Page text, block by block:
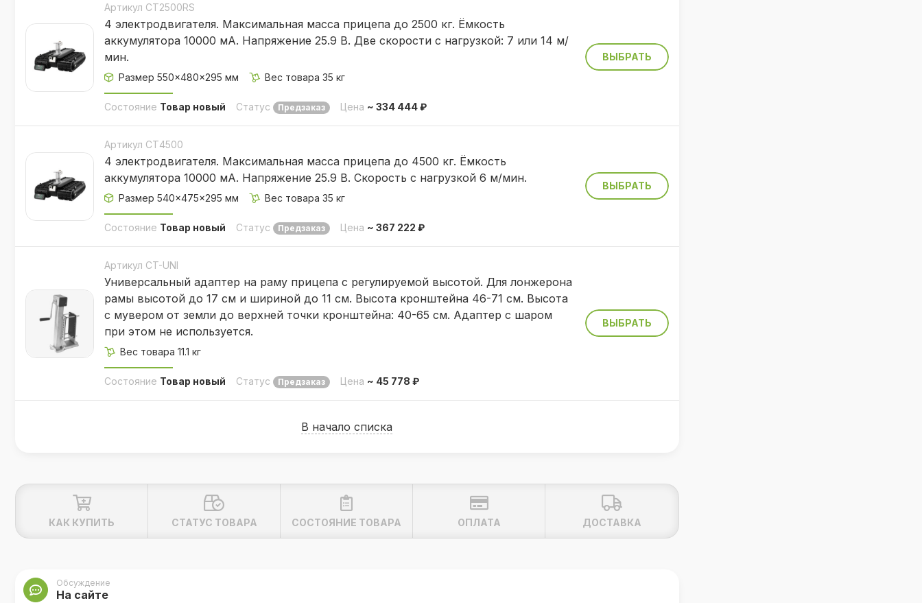
каждого сезона. Влажная среда, пыль и грязь, химические реагенты и перепады температур
ускоряют коррозию в приводах классического мувера. Обслуживание приводов часто требует
демонтажа двигателей. С мувером Robot Trolley вам не придется этого делать;
Гусеничный мувер Robot Trolley универсален и может использоваться с разными прицепами.
Это удобно, если на вашей стоянке нужно парковать сразу несколько прицепов.
Рабочие процессы контролируются визуально с помощью двух светодиодов.
Характеристики
Максимальна вертикальная нагрузка — 300 кг.
Артикул СТ2500RS
4 электродвигателя. Максимальная масса прицепа до 2500 кг. Ёмкость
аккумулятора 10000 мА. Напряжение 25.9 В. Две скорости с нагрузкой: 7 или 14 м/
мин.
Размер 550×480×295 мм Вес товара 35 кг
Состояние Товар новый Статус Предзаказ Цена ~ 334 444 ₽
ВЫБРАТЬ
Артикул СТ4500
4 электродвигателя. Максимальная масса прицепа до 4500 кг. Ёмкость
аккумулятора 10000 мА. Напряжение 25.9 В. Скорость с нагрузкой 6 м/мин.
Размер 540×475×295 мм Вес товара 35 кг
Состояние Товар новый Статус Предзаказ Цена ~ 367 222 ₽
ВЫБРАТЬ
Артикул CT-UNI
Универсальный адаптер на раму прицепа с регулируемой высотой. Для лонжерона
рамы высотой до 17 см и шириной до 11 см. Высота кронштейна 46-71 см. Высота
с мувером от земли до верхней точки кронштейна: 40-65 см. Адаптер с шаром
при этом не используется.
Вес товара 11.1 кг
Состояние Товар новый Статус Предзаказ Цена ~ 45 778 ₽
ВЫБРАТЬ
В начало списка
КАК КУПИТЬ СТАТУС ТОВАРА СОСТОЯНИЕ ТОВАРА ОПЛАТА ДОСТАВКА
Обсуждение
На сайте